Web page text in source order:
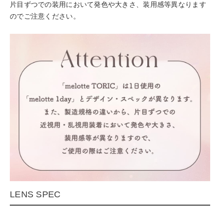
片目ずつでの装用において発色や大きさ、装用感等異なります
のでご注意ください。
LENS SPEC